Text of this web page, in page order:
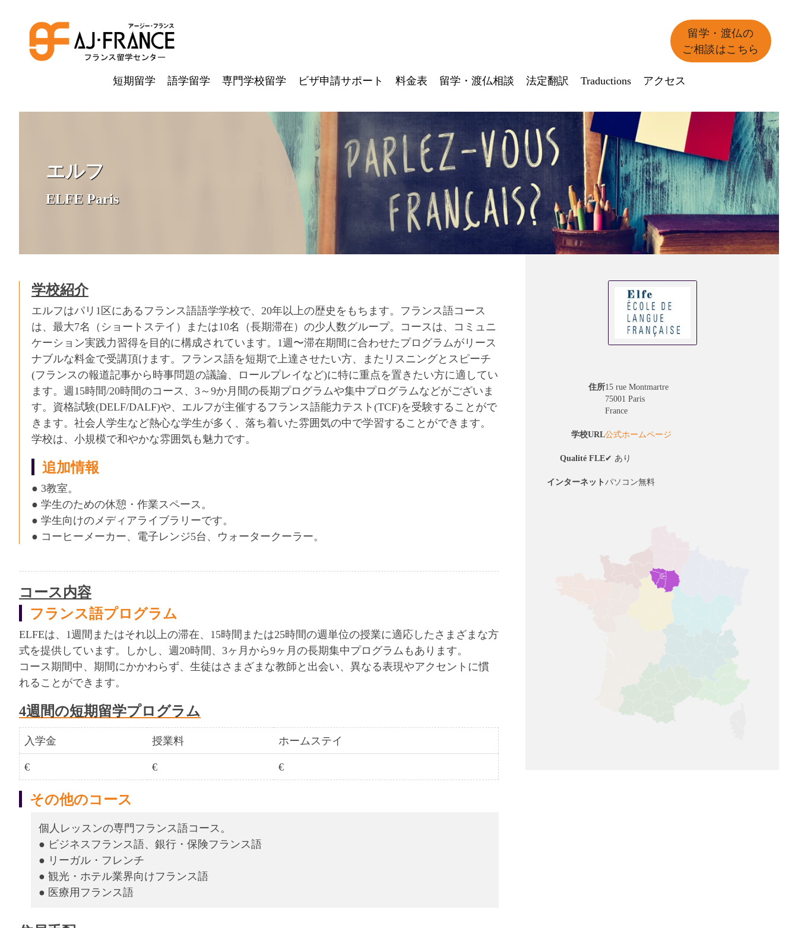
留学・渡仏の
ご相談はこちら
短期留学 語学留学 専門学校留学 ビザ申請サポート 料金表 留学・渡仏相談 法定翻訳 Traductions アクセス
エルフ
ELFE Paris
学校紹介
エルフはパリ1区にあるフランス語語学学校で、20年以上の歴史をもちます。フランス語コース
は、最大7名（ショートステイ）または10名（長期滞在）の少人数グループ。コースは、コミュニ
ケーション実践力習得を目的に構成されています。1週〜滞在期間に合わせたプログラムがリース
ナブルな料金で受講頂けます。フランス語を短期で上達させたい方、またリスニングとスピーチ
(フランスの報道記事から時事問題の議論、ロールプレイなど)に特に重点を置きたい方に適してい
ます。週15時間/20時間のコース、3～9か月間の長期プログラムや集中プログラムなどがございま
す。資格試験(DELF/DALF)や、エルフが主催するフランス語能力テスト(TCF)を受験することがで
きます。社会人学生など熱心な学生が多く、落ち着いた雰囲気の中で学習することができます。
学校は、小規模で和やかな雰囲気も魅力です。
追加情報
● 3教室。
● 学生のための休憩・作業スペース。
● 学生向けのメディアライブラリーです。
● コーヒーメーカー、電子レンジ5台、ウォータークーラー。
コース内容
フランス語プログラム
ELFEは、1週間またはそれ以上の滞在、15時間または25時間の週単位の授業に適応したさまざまな方
式を提供しています。しかし、週20時間、3ヶ月から9ヶ月の長期集中プログラムもあります。
コース期間中、期間にかかわらず、生徒はさまざまな教師と出会い、異なる表現やアクセントに慣
れることができます。
4週間の短期留学プログラム
入学金 授業料 ホームステイ
€ € €
その他のコース
個人レッスンの専門フランス語コース。
● ビジネスフランス語、銀行・保険フランス語
● リーガル・フレンチ
● 観光・ホテル業界向けフランス語
● 医療用フランス語
住所15 rue Montmartre
75001 Paris
France
学校URL公式ホームページ
Qualité FLE✔︎ あり
インターネット パソコン無料